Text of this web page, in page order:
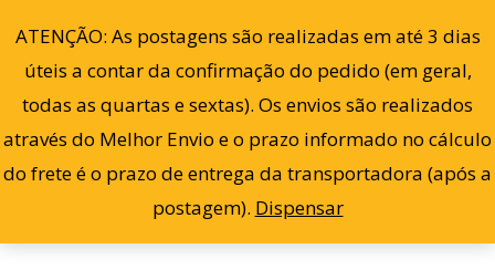
ATENÇÃO: As postagens são realizadas em até 3 dias
úteis a contar da confirmação do pedido (em geral,
todas as quartas e sextas). Os envios são realizados
através do Melhor Envio e o prazo informado no cálculo
do frete é o prazo de entrega da transportadora (após a
postagem). Dispensar
para
conteúdo
0
Filter Exibindo um único resultado